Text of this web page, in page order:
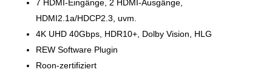
7 HDMI-Eingänge, 2 HDMI-Ausgänge,
HDMI2.1a/HDCP2.3, uvm.
4K UHD 40Gbps, HDR10+, Dolby Vision, HLG
REW Software Plugin
Roon-zertifiziert